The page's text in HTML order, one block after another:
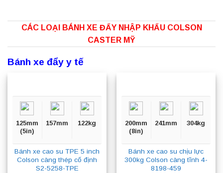
CÁC LOẠI BÁNH XE ĐẨY NHẬP KHẨU COLSON
CASTER MỸ
Bánh xe đẩy y tế
125mm
(5in)
157mm 122kg
Bánh xe cao su TPE 5 inch
Colson càng thép cố định
S2-5258-TPE
200mm
(8in)
241mm 304kg
Bánh xe cao su chịu lực
300kg Colson càng tĩnh 4-
8198-459